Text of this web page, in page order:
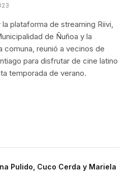
plataforma de streaming Riivi,
de Ñuñoa y la
comuna, reunió a vecinos de
para disfrutar de cine latino
temporada de verano.
Pulido, Cuco Cerda y Mariela